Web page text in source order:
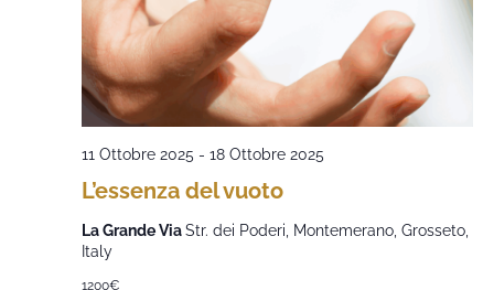
L’essenza del vuoto
11 Ottobre 2025 - 18 Ottobre 2025
La Grande ViaStr. dei Poderi, Montemerano, Grosseto,
Italy
1200€